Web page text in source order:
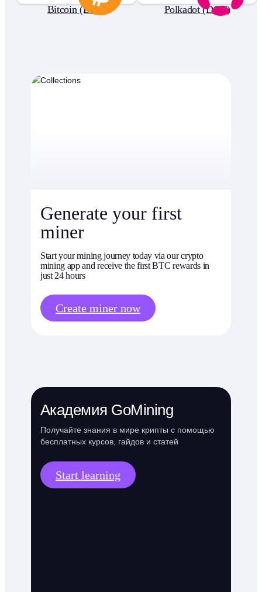
Bitcoin (BTC) Polkadot (DOT)
Generate your first
miner
Start your mining journey today via our crypto
mining app and receive the first BTC rewards in
just 24 hours
Create miner now
Академия GoMining
Получайте знания в мире крипты с помощью
бесплатных курсов, гайдов и статей
Start learning